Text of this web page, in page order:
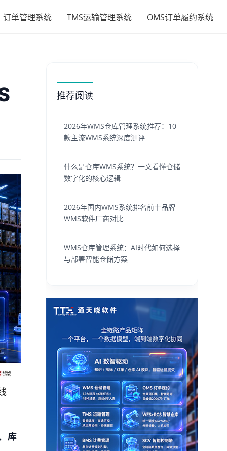
订单管理系统 TMS运输管理系统 OMS订单履约系统
库
推荐阅读
2026年WMS仓库管理系统推荐：10
款主流WMS系统深度测评
什么是仓库WMS系统？一文看懂仓储
数字化的核心逻辑
2026年国内WMS系统排名前十品牌
WMS软件厂商对比
WMS仓库管理系统：AI时代如何选择
与部署智能仓储方案